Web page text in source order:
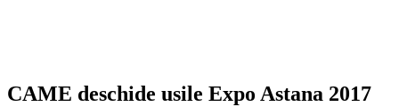
CAME deschide usile Expo Astana 2017